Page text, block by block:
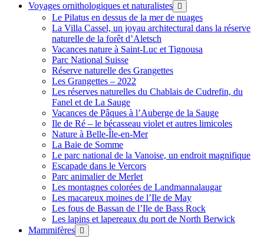
Voyages ornithologiques et naturalistes ouvrir
menu
Le Pilatus en dessus de la mer de nuages
La Villa Cassel, un joyau architectural dans la réserve
naturelle de la forêt d’Aletsch
Vacances nature à Saint-Luc et Tignousa
Parc National Suisse
Réserve naturelle des Grangettes
Les Grangettes – 2022
Les réserves naturelles du Chablais de Cudrefin, du
Fanel et de La Sauge
Vacances de Pâques à l’Auberge de la Sauge
Ile de Ré – le bécasseau violet et autres limicoles
Nature à Belle-Île-en-Mer
La Baie de Somme
Le parc national de la Vanoise, un endroit magnifique
Escapade dans le Vercors
Parc animalier de Merlet
Les montagnes colorées de Landmannalaugar
Les macareux moines de l’Ile de May
Les fous de Bassan de l’Ile de Bass Rock
Les lapins et lapereaux du port de North Berwick
Mammifères ouvrir